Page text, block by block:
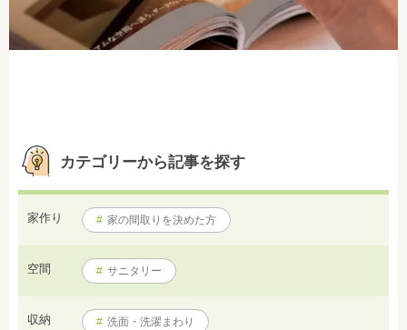
カテゴリーから記事を探す
家作り # 家の間取りを決めた方
空間 # サニタリー
収納 # 洗面・洗濯まわり